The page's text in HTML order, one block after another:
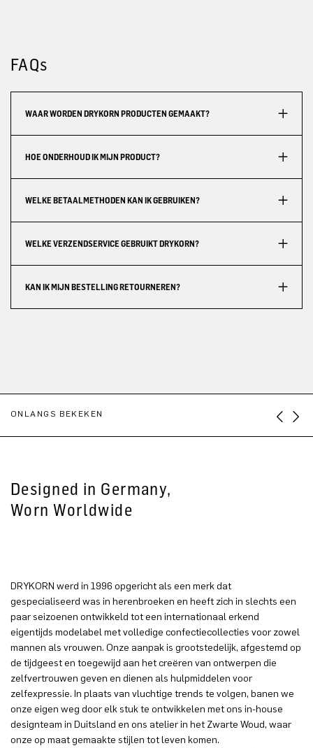
FAQs
WAAR WORDEN DRYKORN PRODUCTEN GEMAAKT?
HOE ONDERHOUD IK MIJN PRODUCT?
WELKE BETAALMETHODEN KAN IK GEBRUIKEN?
WELKE VERZENDSERVICE GEBRUIKT DRYKORN?
KAN IK MIJN BESTELLING RETOURNEREN?
ONLANGS BEKEKEN
Designed in Germany,
Worn Worldwide
DRYKORN werd in 1996 opgericht als een merk dat
gespecialiseerd was in herenbroeken en heeft zich in slechts een
paar seizoenen ontwikkeld tot een internationaal erkend
eigentijds modelabel met volledige confectiecollecties voor zowel
mannen als vrouwen. Onze aanpak is grootstedelijk, afgestemd op
de tijdgeest en toegewijd aan het creëren van ontwerpen die
zelfvertrouwen geven en dienen als hulpmiddelen voor
zelfexpressie. In plaats van vluchtige trends te volgen, banen we
onze eigen weg door elk stuk te ontwikkelen met ons in-house
designteam in Duitsland en ons atelier in het Zwarte Woud, waar
onze op maat gemaakte stijlen tot leven komen.